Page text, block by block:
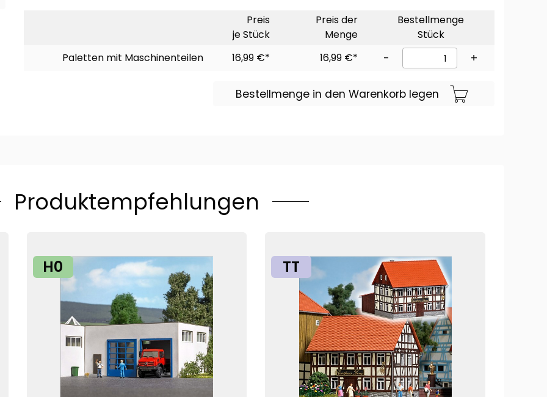
Preis
je Stück
Preis der
Menge
Bestellmenge
Stück
Paletten mit Maschinenteilen
16,99 €* 16,99 €* - +
Bestellmenge in den Warenkorb legen
Produktempfehlungen
H0 TT